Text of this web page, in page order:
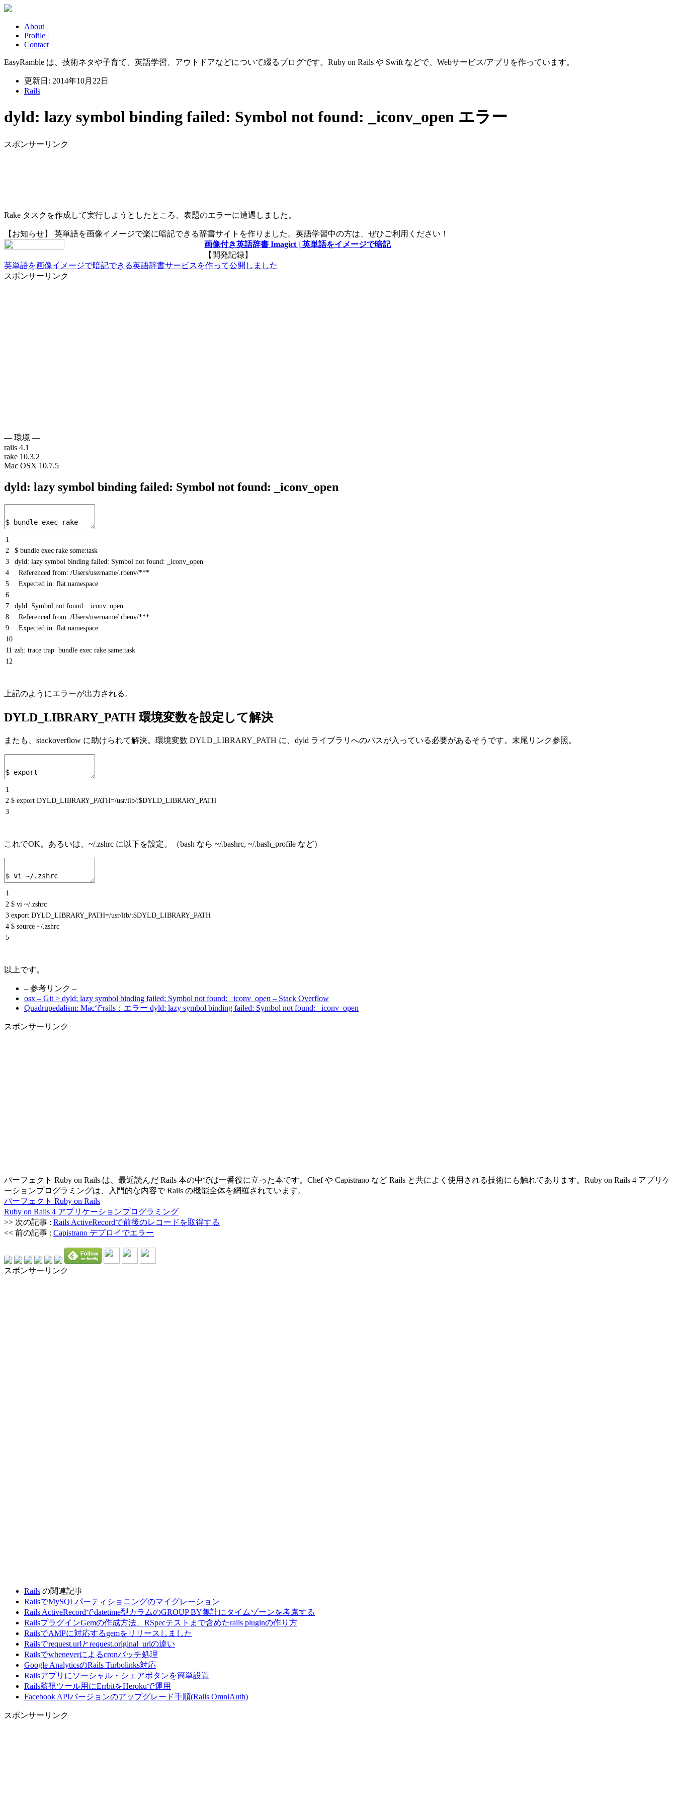
About |
Profile |
Contact
EasyRamble は、技術ネタや子育て、英語学習、アウトドアなどについて綴るブログです。Ruby on Rails や Swift などで、Webサービス/アプリを作っています。
更新日: 2014年10月22日
Rails
dyld: lazy symbol binding failed: Symbol not found: _iconv_open エラー
スポンサーリンク
Rake タスクを作成して実行しようとしたところ、表題のエラーに遭遇しました。
【お知らせ】 英単語を画像イメージで楽に暗記できる辞書サイトを作りました。英語学習中の方は、ぜひご利用ください！
画像付き英語辞書 Imagict | 英単語をイメージで暗記
【開発記録】
英単語を画像イメージで暗記できる英語辞書サービスを作って公開しました
スポンサーリンク
— 環境 —
rails 4.1
rake 10.3.2
Mac OSX 10.7.5
dyld: lazy symbol binding failed: Symbol not found: _iconv_open
1
2
3
4
5
6
7
8
9
10
11
12
$ bundle exec rake some:task
dyld: lazy symbol binding failed: Symbol not found: _iconv_open
Referenced from: /Users/username/.rbenv/***
Expected in: flat namespace
dyld: Symbol not found: _iconv_open
Referenced from: /Users/username/.rbenv/***
Expected in: flat namespace
zsh: trace trap bundle exec rake same:task
上記のようにエラーが出力される。
DYLD_LIBRARY_PATH 環境変数を設定して解決
またも、stackoverflow に助けられて解決。環境変数 DYLD_LIBRARY_PATH に、dyld ライブラリへのパスが入っている必要があるそうです。末尾リンク参照。
1
2
3
$ export DYLD_LIBRARY_PATH=/usr/lib/:$DYLD_LIBRARY_PATH
これでOK。あるいは、~/.zshrc に以下を設定。（bash なら ~/.bashrc, ~/.bash_profile など）
1
2
3
4
5
$ vi ~/.zshrc
export DYLD_LIBRARY_PATH=/usr/lib/:$DYLD_LIBRARY_PATH
$ source ~/.zshrc
以上です。
– 参考リンク –
osx – Git > dyld: lazy symbol binding failed: Symbol not found: _iconv_open – Stack Overflow
Quadrupedalism: Macでrails：エラー dyld: lazy symbol binding failed: Symbol not found: _iconv_open
スポンサーリンク
パーフェクト Ruby on Rails は、最近読んだ Rails 本の中では一番役に立った本です。Chef や Capistrano など Rails と共によく使用される技術にも触れてあります。Ruby on Rails 4 アプリケ
ーションプログラミングは、入門的な内容で Rails の機能全体を網羅されています。
パーフェクト Ruby on Rails
Ruby on Rails 4 アプリケーションプログラミング
>> 次の記事 : Rails ActiveRecordで前後のレコードを取得する
<< 前の記事 : Capistrano デプロイでエラー
スポンサーリンク
Rails の関連記事
RailsでMySQLパーティショニングのマイグレーション
Rails ActiveRecordでdatetime型カラムのGROUP BY集計にタイムゾーンを考慮する
RailsプラグインGemの作成方法、RSpecテストまで含めたrails pluginの作り方
RailsでAMPに対応するgemをリリースしました
Railsでrequest.urlとrequest.original_urlの違い
Railsでwheneverによるcronバッチ処理
Google AnalyticsのRails Turbolinks対応
Railsアプリにソーシャル・シェアボタンを簡単設置
Rails監視ツール用にErrbitをHerokuで運用
Facebook APIバージョンのアップグレード手順(Rails OmniAuth)
スポンサーリンク